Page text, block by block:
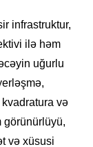
infrastruktur,
ilə həm
uğurlu
kvadratura və
görünürlüyü,
və xüsusi